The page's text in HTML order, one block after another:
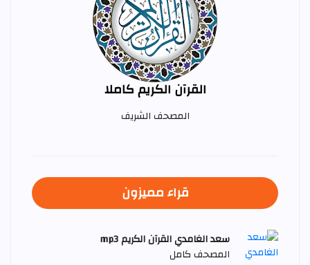
القرآن الكريم كاملا
المصحف الشريف
قراء مميزون
سعد الغامدي القرآن الكريم mp3
المصحف كامل